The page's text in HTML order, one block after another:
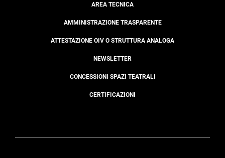
AREA TECNICA
AMMINISTRAZIONE TRASPARENTE
ATTESTAZIONE OIV O STRUTTURA ANALOGA
NEWSLETTER
CONCESSIONI SPAZI TEATRALI
CERTIFICAZIONI